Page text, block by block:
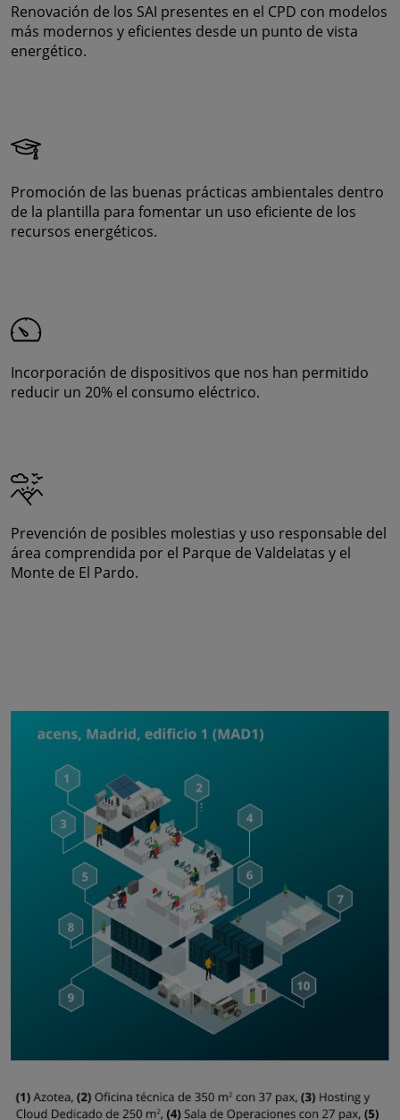
Renovación de los SAI presentes en el CPD con modelos
más modernos y eficientes desde un punto de vista
energético.
Promoción de las buenas prácticas ambientales dentro
de la plantilla para fomentar un uso eficiente de los
recursos energéticos.
Incorporación de dispositivos que nos han permitido
reducir un 20% el consumo eléctrico.
Prevención de posibles molestias y uso responsable del
área comprendida por el Parque de Valdelatas y el
Monte de El Pardo.